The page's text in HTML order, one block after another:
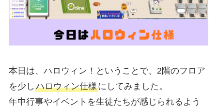
本日は、ハロウィン！ということで、2階のフロア
を少し ハロウィン仕様にしてみました。
年中行事やイベントを生徒たちが感じられるよう